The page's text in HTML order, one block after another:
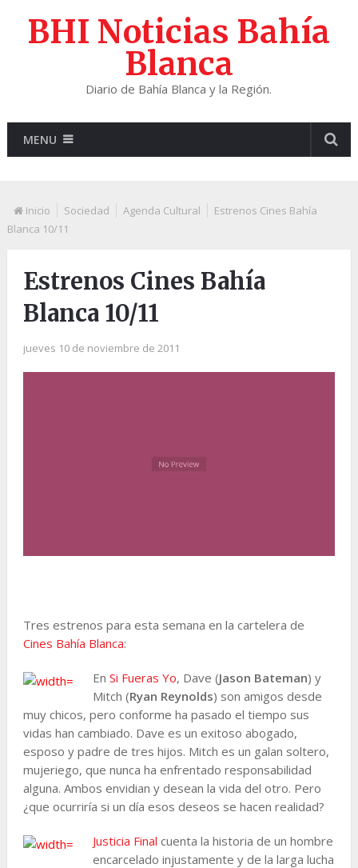
BHI Noticias Bahía
Blanca
Diario de Bahía Blanca y la Región.
MENU
Inicio Sociedad Agenda Cultural
Estrenos Cines Bahía
Blanca 10/11
Estrenos Cines Bahía
Blanca 10/11
jueves 10 de noviembre de 2011
Tres estrenos para esta semana en la cartelera de
Cines Bahía Blanca:
En Si Fueras Yo, Dave (Jason Bateman) y
Mitch (Ryan Reynolds) son amigos desde
muy chicos, pero conforme ha pasado el tiempo sus
vidas han cambiado. Dave es un exitoso abogado,
esposo y padre de tres hijos. Mitch es un galan soltero,
mujeriego, que nunca ha enfrentado responsabilidad
alguna. Ambos envidian y desean la vida del otro. Pero
¿que ocurriría si un día esos deseos se hacen realidad?
Justicia Final cuenta la historia de un hombre
encarcelado injustamente y de la larga lucha